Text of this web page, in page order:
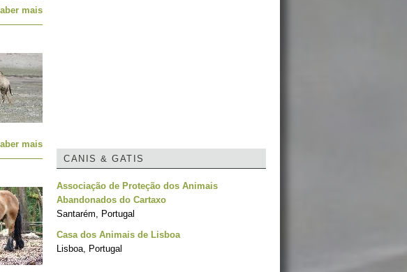
mais
mais
CANIS & GATIS
Associação de Proteção dos Animais
Abandonados do Cartaxo
Santarém, Portugal
Casa dos Animais de Lisboa
Lisboa, Portugal